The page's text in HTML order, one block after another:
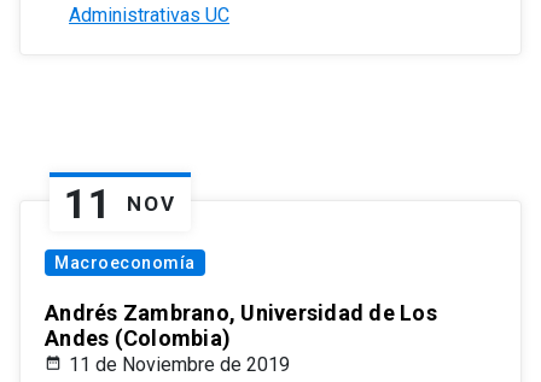
Administrativas UC
11 NOV
Macroeconomía
Andrés Zambrano, Universidad de Los
Andes (Colombia)
11 de Noviembre de 2019